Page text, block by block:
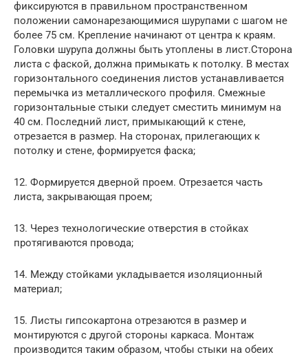
фиксируются в правильном пространственном
положении самонарезающимися шурупами с шагом не
более 75 см. Крепление начинают от центра к краям.
Головки шурупа должны быть утоплены в лист.Сторона
листа с фаской, должна примыкать к потолку. В местах
горизонтального соединения листов устанавливается
перемычка из металлического профиля. Смежные
горизонтальные стыки следует сместить минимум на
40 см. Последний лист, примыкающий к стене,
отрезается в размер. На сторонах, прилегающих к
потолку и стене, формируется фаска;
12. Формируется дверной проем. Отрезается часть
листа, закрывающая проем;
13. Через технологические отверстия в стойках
протягиваются провода;
14. Между стойками укладывается изоляционный
материал;
15. Листы гипсокартона отрезаются в размер и
монтируются с другой стороны каркаса. Монтаж
производится таким образом, чтобы стыки на обеих